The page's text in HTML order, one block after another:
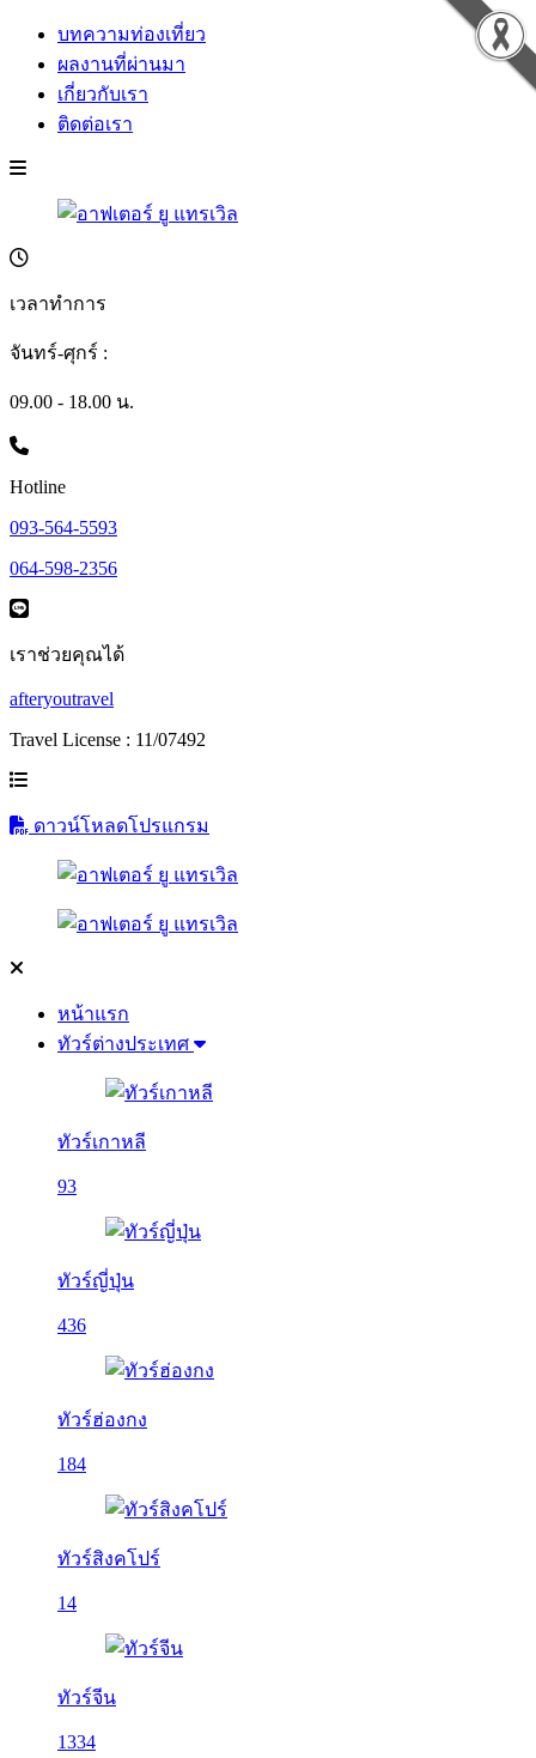
บทความท่องเที่ยว
ผลงานที่ผ่านมา
เกี่ยวกับเรา
ติดต่อเรา
เวลาทำการ
จันทร์-ศุกร์ :
09.00 - 18.00 น.
Hotline
093-564-5593
064-598-2356
เราช่วยคุณได้
afteryoutravel
Travel License : 11/07492
ดาวน์โหลดโปรแกรม
หน้าแรก
ทัวร์ต่างประเทศ
ทัวร์เกาหลี
93
ทัวร์ญี่ปุ่น
436
ทัวร์ฮ่องกง
184
ทัวร์สิงคโปร์
14
ทัวร์จีน
1334